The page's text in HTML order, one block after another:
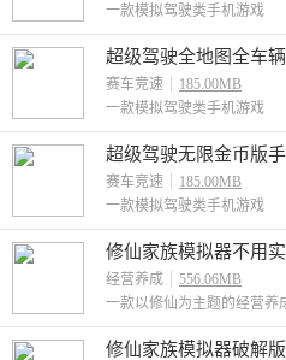
一款模拟驾驶类手机游戏
超级驾驶全地图全车
赛车竞速
185.00MB
一款模拟驾驶类手机游戏
超级驾驶无限金币版
赛车竞速
185.00MB
一款模拟驾驶类手机游戏
修仙家族模拟器不用
经营养成
556.06MB
一款以修仙为主题的经营养
修仙家族模拟器破解